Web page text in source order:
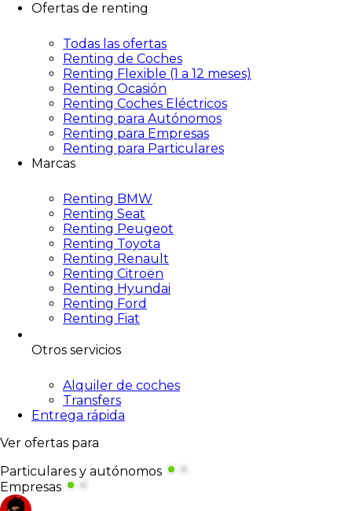
Ofertas de renting
Todas las ofertas
Renting de Coches
Renting Flexible (1 a 12 meses)
Renting Ocasión
Renting Coches Eléctricos
Renting para Autónomos
Renting para Empresas
Renting para Particulares
Marcas
Renting BMW
Renting Seat
Renting Peugeot
Renting Toyota
Renting Renault
Renting Citroën
Renting Hyundai
Renting Ford
Renting Fiat
Otros servicios
Alquiler de coches
Transfers
Entrega rápida
Ver ofertas para
Particulares y autónomos
Empresas